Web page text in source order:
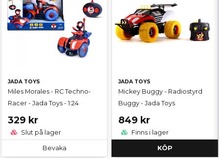
JADA TOYS
Miles Morales - RC Techno-
Racer - Jada Toys - 1:24
329 kr
Slut på lager
Bevaka
JADA TOYS
Mickey Buggy - Radiostyrd
Buggy - Jada Toys
849 kr
Finns i lager
KÖP